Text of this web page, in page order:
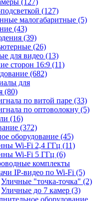
(127)
(127)
малогабаритные (5)
(43)
(39)
(26)
для видео (13)
сторон 16:9 (11)
(682)
для
(80)
по витой паре (33)
по оптоволокну (5)
(16)
(372)
оборудование (45)
Wi-Fi 2,4 ГГц (11)
Wi-Fi 5 ГГц (6)
комплекты
IP-видео по Wi-Fi (5)
Уличные "точка-точка" (2)
Уличные до 7 камер (3)
оборудование